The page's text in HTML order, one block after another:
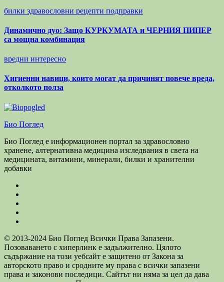
билки здравословни рецепти подправки
Динамично дуо: Защо КУРКУМАТА и ЧЕРНИЯ ПИПЕР
са мощна комбинация
вредни интересно
Хигиенни навици, които могат да причинят повече вреда,
отколкото полза
Био Поглед
Био Поглед е информационен портал за здравословно
хранене, алтернативна медицина изследвания в света на
медицината, витамини, минерали, билки и хранителни
добавки
© 2013-2024 Био Поглед Всички Права Запазени.
Позоваването с хиперлинк е задължително. Цялото
съдържание на този уебсайт е защитено от Закона за
авторското право и сродните му права с всички запазени
права и законови последици. Сайтът ни няма за цел да дава